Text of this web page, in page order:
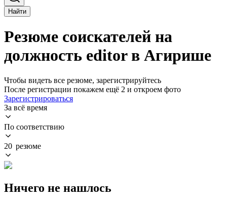
Найти
Резюме соискателей на
должность editor в Агирише
Чтобы видеть все резюме, зарегистрируйтесь
После регистрации покажем ещё 2 и откроем фото
Зарегистрироваться
За всё время
По соответствию
20 резюме
Ничего не нашлось